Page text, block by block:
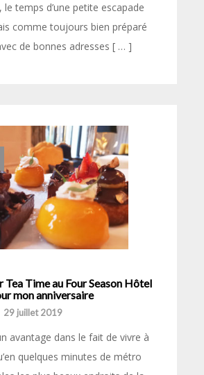
le temps d’une petite escapade
comme toujours bien préparé
de bonnes adresses [ … ]
Time au Four Season Hôtel
mon anniversaire
29 juillet 2019
avantage dans le fait de vivre à
quelques minutes de métro